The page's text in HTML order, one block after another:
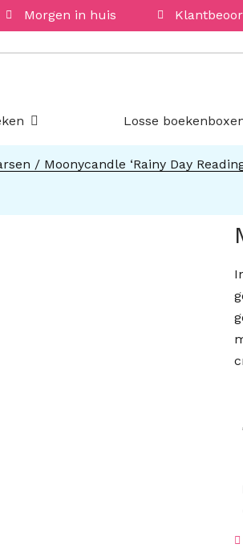
Morgen in huis
Open Boeken Losse
/ Moonycandle ‘Rainy Day